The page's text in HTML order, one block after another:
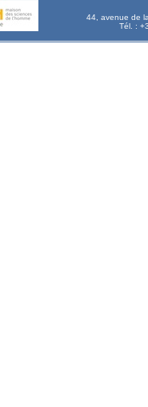
44, avenue de
Tél. :